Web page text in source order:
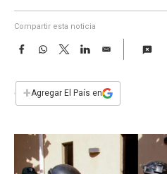
Compartir esta noticia
F
e
b
W
s
p
T
w
t
L
E
i
l
+Agregar El País en